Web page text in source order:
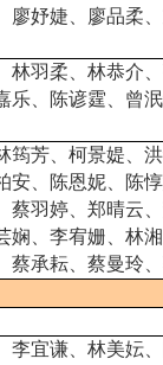
妤婕、廖品柔
羽柔、林恭介
、陈谚霆、曾
芳、柯景媞、
、陈恩妮、陈
羽婷、郑晴云
、李宥姗、林
承耘、蔡曼玲
宜谦、林美妘